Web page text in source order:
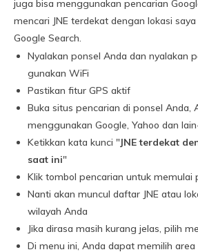
juga bisa menggunakan pencarian
mencari JNE terdekat dengan lokasi
Google Search.
Nyalakan ponsel Anda dan nyalakan
gunakan WiFi
Pastikan fitur GPS aktif
Buka situs pencarian di ponsel Anda,
menggunakan Google, Yahoo dan
Ketikkan kata kunci "JNE terdekat
saat ini"
Klik tombol pencarian untuk memulai
Nanti akan muncul daftar JNE atau
wilayah Anda
Jika dirasa masih kurang jelas, pilih
Di menu ini, Anda dapat memilih